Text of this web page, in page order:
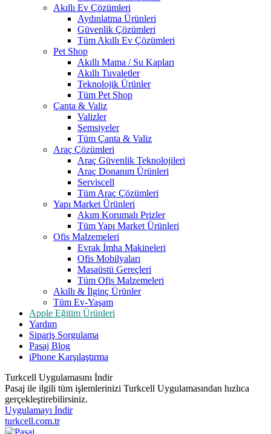
Akıllı Ev Çözümleri
Aydınlatma Ürünleri
Güvenlik Çözümleri
Tüm Akıllı Ev Çözümleri
Pet Shop
Akıllı Mama / Su Kapları
Akıllı Tuvaletler
Teknolojik Ürünler
Tüm Pet Shop
Çanta & Valiz
Valizler
Şemsiyeler
Tüm Çanta & Valiz
Araç Çözümleri
Araç Güvenlik Teknolojileri
Araç Donanım Ürünleri
Serviscell
Tüm Araç Çözümleri
Yapı Market Ürünleri
Akım Korumalı Prizler
Tüm Yapı Market Ürünleri
Ofis Malzemeleri
Evrak İmha Makineleri
Ofis Mobilyaları
Masaüstü Gereçleri
Tüm Ofis Malzemeleri
Akıllı & İlginç Ürünler
Tüm Ev-Yaşam
Apple Eğitim Ürünleri
Yardım
Sipariş Sorgulama
Pasaj Blog
iPhone Karşılaştırma
Turkcell Uygulamasını İndir
Pasaj ile ilgili tüm işlemlerinizi Turkcell Uygulamasından hızlıca
gerçekleştirebilirsiniz.
Uygulamayı İndir
turkcell.com.tr